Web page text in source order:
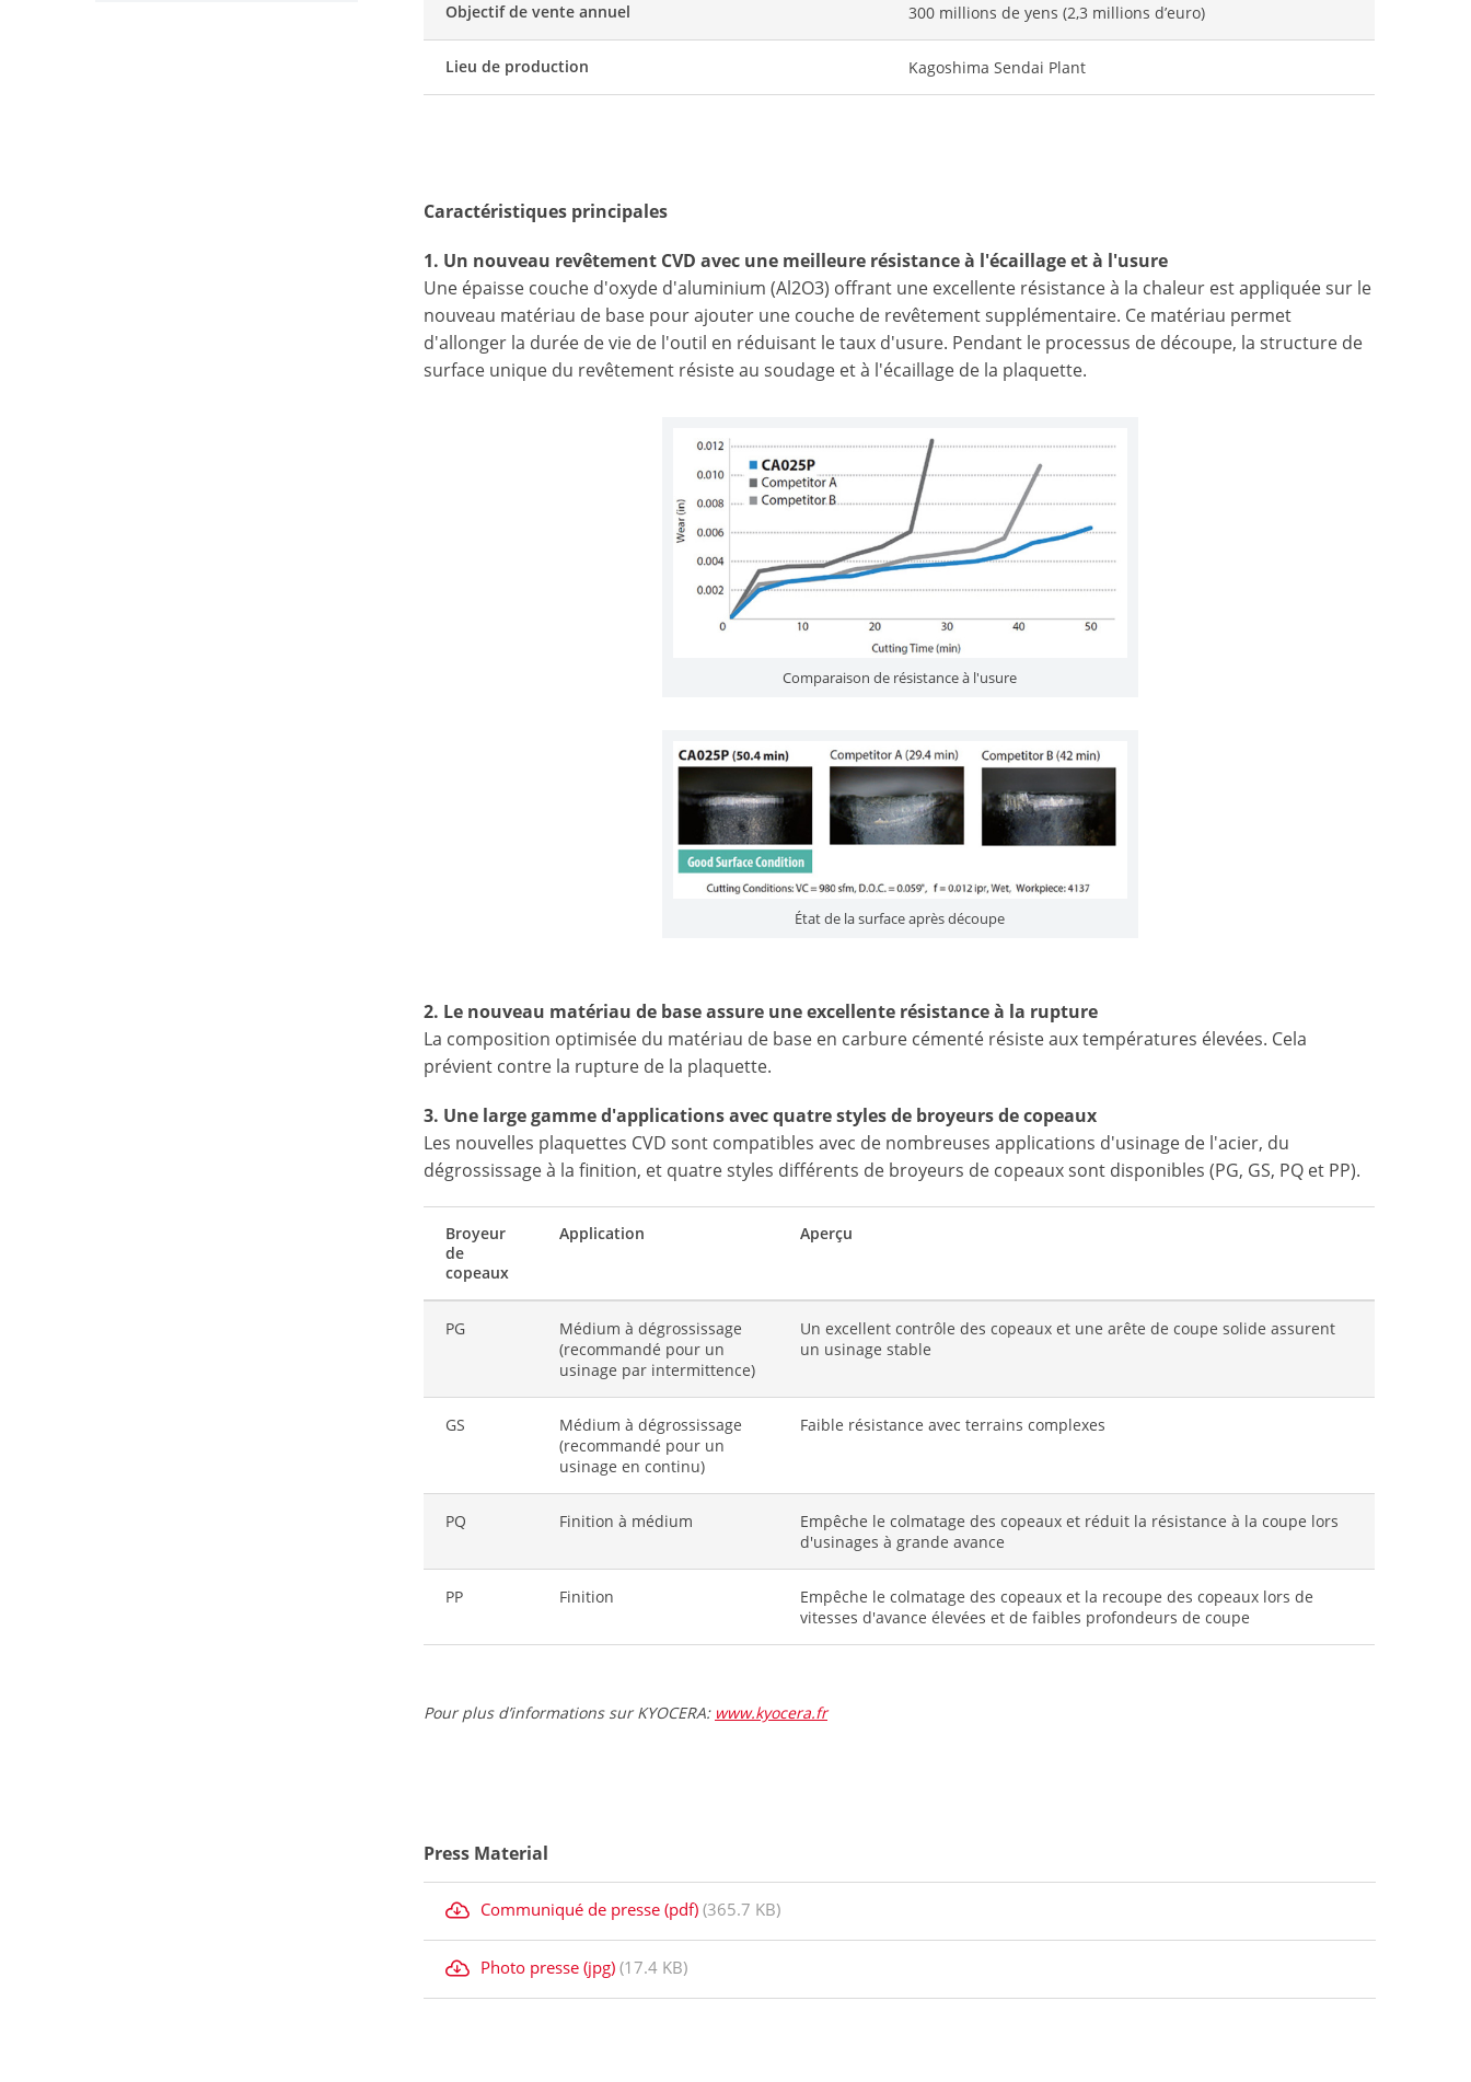
Objectif de vente annuel 300 millions de yens (2,3 millions d’euro)
Lieu de production Kagoshima Sendai Plant
Caractéristiques principales
1. Un nouveau revêtement CVD avec une meilleure résistance à l'écaillage et à l'usure
Une épaisse couche d'oxyde d'aluminium (Al2O3) offrant une excellente résistance à la chaleur est appliquée sur le
nouveau matériau de base pour ajouter une couche de revêtement supplémentaire. Ce matériau permet
d'allonger la durée de vie de l'outil en réduisant le taux d'usure. Pendant le processus de découpe, la structure de
surface unique du revêtement résiste au soudage et à l'écaillage de la plaquette.
Comparaison de résistance à l'usure
État de la surface après découpe
2. Le nouveau matériau de base assure une excellente résistance à la rupture
La composition optimisée du matériau de base en carbure cémenté résiste aux températures élevées. Cela
prévient contre la rupture de la plaquette.
3. Une large gamme d'applications avec quatre styles de broyeurs de copeaux
Les nouvelles plaquettes CVD sont compatibles avec de nombreuses applications d'usinage de l'acier, du
dégrossissage à la finition, et quatre styles différents de broyeurs de copeaux sont disponibles (PG, GS, PQ et PP).
Broyeur
de
copeaux
Application Aperçu
PG
Médium à dégrossissage
(recommandé pour un
usinage par intermittence)
Un excellent contrôle des copeaux et une arête de coupe solide assurent
un usinage stable
GS
Médium à dégrossissage
(recommandé pour un
usinage en continu)
Faible résistance avec terrains complexes
PQ Finition à médium
Empêche le colmatage des copeaux et réduit la résistance à la coupe lors
d'usinages à grande avance
PP Finition
Empêche le colmatage des copeaux et la recoupe des copeaux lors de
vitesses d'avance élevées et de faibles profondeurs de coupe
Pour plus d’informations sur KYOCERA: www.kyocera.fr
Press Material
Communiqué de presse (pdf) (365.7 KB)
Photo presse (jpg) (17.4 KB)